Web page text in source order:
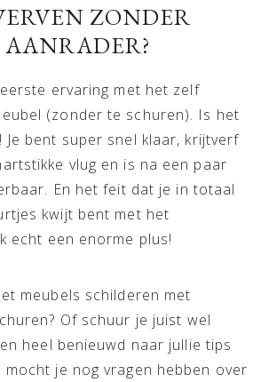
ZONDER
ervaring met het zelf
(zonder te schuren). Is het
Je bent super snel klaar, krijtverf
vlug en is na een paar
En het feit dat je in totaal
kwijt bent met het
echt een enorme plus!
meubels schilderen met
Of schuur je juist wel
heel benieuwd naar jullie tips
mocht je nog vragen hebben over